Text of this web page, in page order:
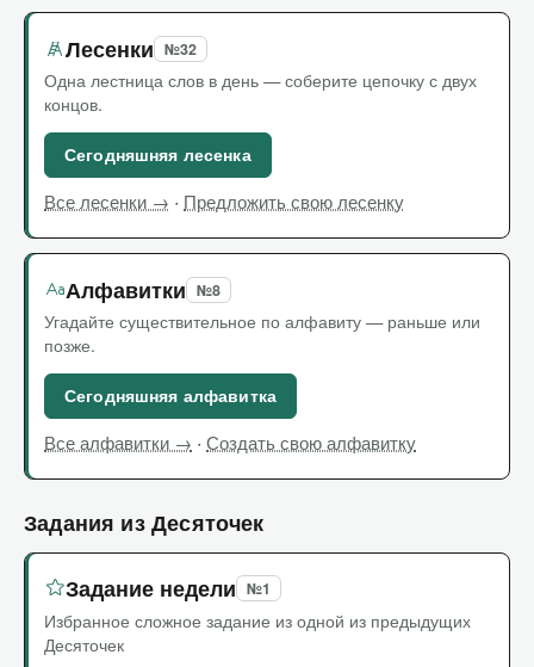
Лесенки №32
Одна лестница слов в день — соберите цепочку с двух
концов.
Сегодняшняя лесенка
Все лесенки → · Предложить свою лесенку
Алфавитки №8
Угадайте существительное по алфавиту — раньше или
позже.
Сегодняшняя алфавитка
Все алфавитки → · Создать свою алфавитку
Задания из Десяточек
Задание недели №1
Избранное сложное задание из одной из предыдущих
Десяточек